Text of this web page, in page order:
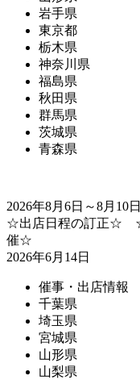
岩手県
東京都
栃木県
神奈川県
福島県
秋田県
群馬県
茨城県
青森県
2026年8月6日～8月10日
☆出店日程の訂正☆ ☆
催☆
2026年6月14日
催事・出店情報
千葉県
埼玉県
宮城県
山形県
山梨県